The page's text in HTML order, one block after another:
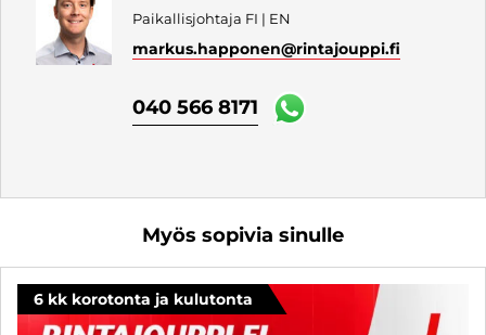
Paikallisjohtaja FI | EN
markus.happonen@rintajouppi.fi
040 566 8171
Myös sopivia sinulle
6 kk korotonta ja kulutonta